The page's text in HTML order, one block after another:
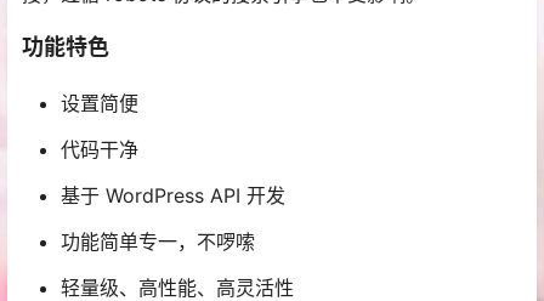
功能特色
设置简便
代码干净
基于 WordPress API 开发
功能简单专一，不啰嗦
轻量级、高性能、高灵活性